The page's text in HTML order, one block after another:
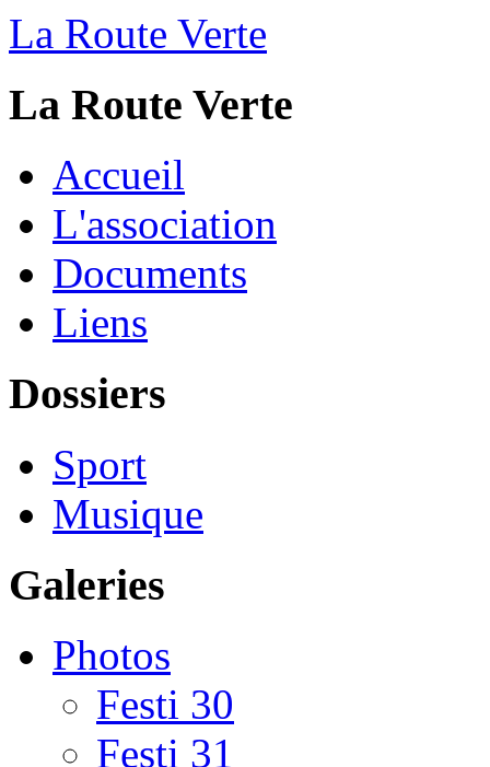
La Route Verte
La Route Verte
Accueil
L'association
Documents
Liens
Dossiers
Sport
Musique
Galeries
Photos
Festi 30
Festi 31